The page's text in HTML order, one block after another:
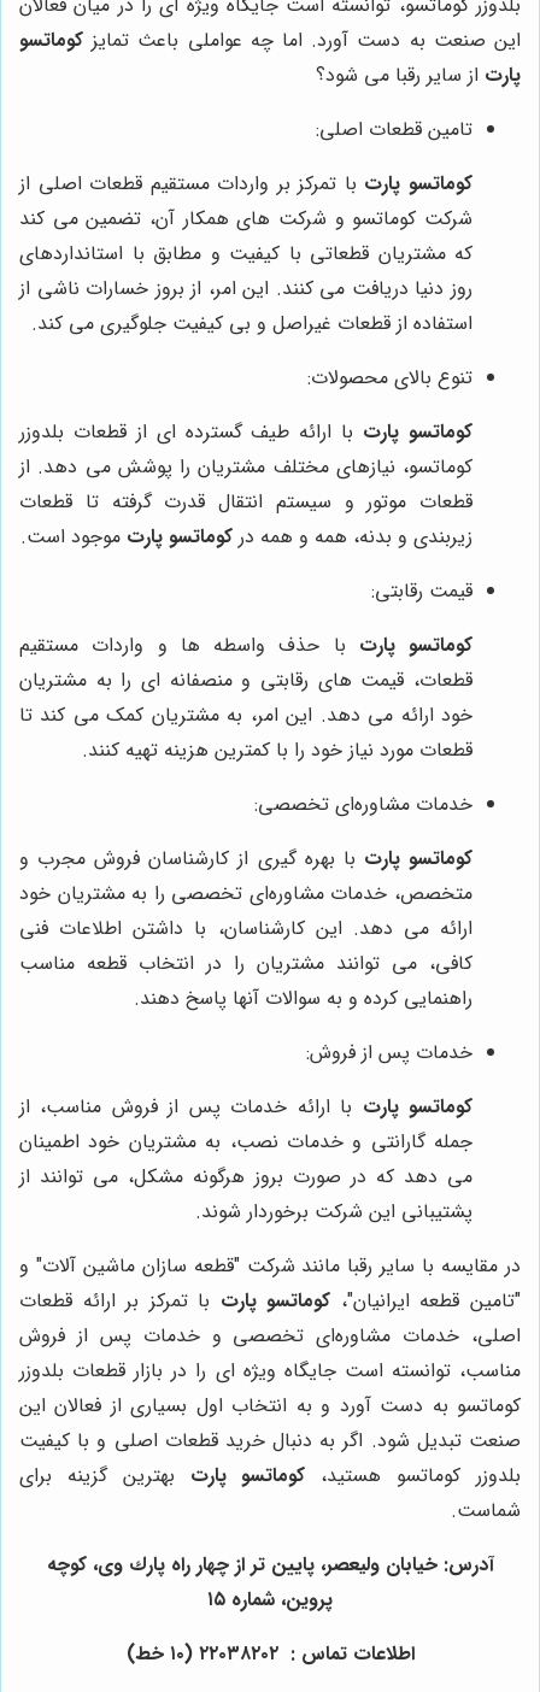
این صنعت به دست آورد. اما چه عواملی باعث تمایز کوماتسو
پارت از سایر رقبا می شود؟
تامین قطعات اصلی:
کوماتسو پارت با تمرکز بر واردات مستقیم قطعات اصلی از
شرکت کوماتسو و شرکت های همکار آن، تضمین می کند
که مشتریان قطعاتی با کیفیت و مطابق با استانداردهای
روز دنیا دریافت می کنند. این امر، از بروز خسارات ناشی از
استفاده از قطعات غیراصل و بی کیفیت جلوگیری می کند.
تنوع بالای محصولات:
کوماتسو پارت با ارائه طیف گسترده ای از قطعات بلدوزر
کوماتسو، نیازهای مختلف مشتریان را پوشش می دهد. از
قطعات موتور و سیستم انتقال قدرت گرفته تا قطعات
زیربندی و بدنه، همه و همه در کوماتسو پارت موجود است.
قیمت رقابتی:
کوماتسو پارت با حذف واسطه ها و واردات مستقیم
قطعات، قیمت های رقابتی و منصفانه ای را به مشتریان
خود ارائه می دهد. این امر، به مشتریان کمک می کند تا
قطعات مورد نیاز خود را با کمترین هزینه تهیه کنند.
خدمات مشاوره‌ای تخصصی:
کوماتسو پارت با بهره گیری از کارشناسان فروش مجرب و
متخصص، خدمات مشاوره‌ای تخصصی را به مشتریان خود
ارائه می دهد. این کارشناسان، با داشتن اطلاعات فنی
کافی، می توانند مشتریان را در انتخاب قطعه مناسب
راهنمایی کرده و به سوالات آنها پاسخ دهند.
خدمات پس از فروش:
کوماتسو پارت با ارائه خدمات پس از فروش مناسب، از
جمله گارانتی و خدمات نصب، به مشتریان خود اطمینان
می دهد که در صورت بروز هرگونه مشکل، می توانند از
پشتیبانی این شرکت برخوردار شوند.
در مقایسه با سایر رقبا مانند شرکت "قطعه سازان ماشین آلات" و
"تامین قطعه ایرانیان"، کوماتسو پارت با تمرکز بر ارائه قطعات
اصلی، خدمات مشاوره‌ای تخصصی و خدمات پس از فروش
مناسب، توانسته است جایگاه ویژه ای را در بازار قطعات بلدوزر
کوماتسو به دست آورد و به انتخاب اول بسیاری از فعالان این
صنعت تبدیل شود. اگر به دنبال خرید قطعات اصلی و با کیفیت
بلدوزر کوماتسو هستید، کوماتسو پارت بهترین گزینه برای
شماست.
آدرس: خيابان وليعصر، پايين تر از چهار راه پارك وى، كوچه
پروين، شماره ١٥
اطلاعات تماس : ٢٢٠٣٨٢٠٢ (١٠ خط)